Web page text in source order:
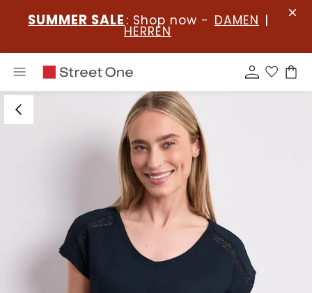
SUMMER SALE : Shop now - DAMEN |
HERREN